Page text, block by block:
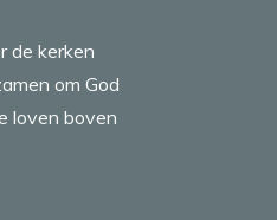
de kerken
om God
loven boven